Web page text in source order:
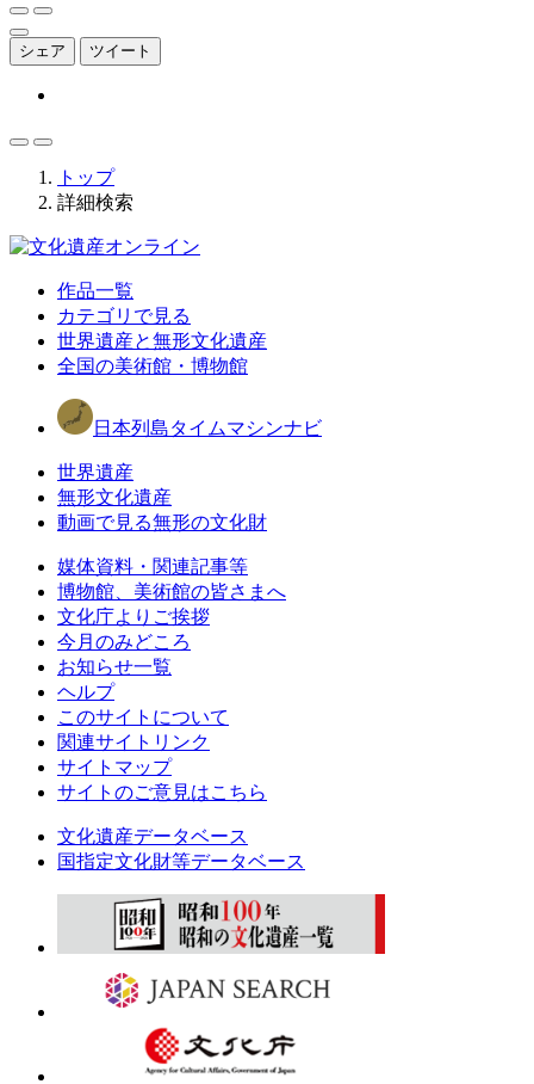
シェア ツイート
トップ
詳細検索
作品一覧
カテゴリで見る
世界遺産と無形文化遺産
全国の美術館・博物館
日本列島タイムマシンナビ
世界遺産
無形文化遺産
動画で見る無形の文化財
媒体資料・関連記事等
博物館、美術館の皆さまへ
文化庁よりご挨拶
今月のみどころ
お知らせ一覧
ヘルプ
このサイトについて
関連サイトリンク
サイトマップ
サイトのご意見はこちら
文化遺産データベース
国指定文化財等データベース